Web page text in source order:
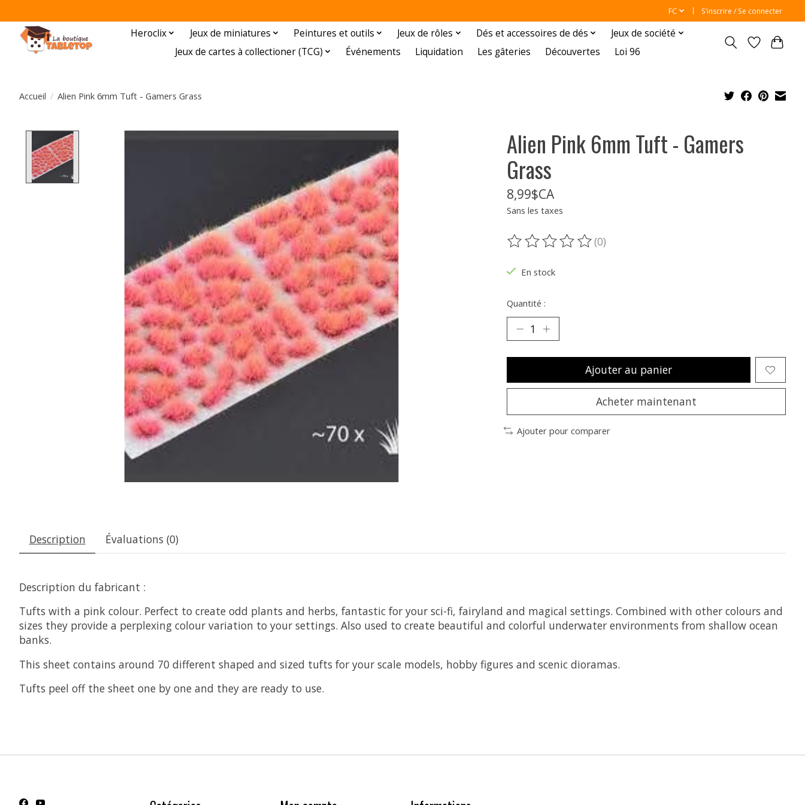
FC S’inscrire / Se connecter
Heroclix Jeux de miniatures Peintures et outils Jeux de rôles Dés et accessoires de dés
Jeux de société
Jeux de cartes à collectioner (TCG)
Événements Liquidation Les gâteries Découvertes Loi 96
Accueil / Alien Pink 6mm Tuft - Gamers Grass
Alien Pink 6mm Tuft - Gamers
Grass
8,99$CA
Sans les taxes
Ce produit est évalué à
(0)
En stock
Quantité :
Ajouter au panier
Acheter maintenant
Ajouter pour comparer
Description Évaluations (0)
Description du fabricant :
Tufts with a pink colour. Perfect to create odd plants and herbs, fantastic for your sci-fi, fairyland and magical settings. Combined with other colours and
sizes they provide a perplexing colour variation to your settings. Also used to create beautiful and colorful underwater environments from shallow ocean
banks.
This sheet contains around 70 different shaped and sized tufts for your scale models, hobby figures and scenic dioramas.
Tufts peel off the sheet one by one and they are ready to use.